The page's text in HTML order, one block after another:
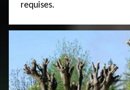
requises.